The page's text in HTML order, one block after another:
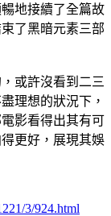
地接續了全篇故
了黑暗元素三部
或許沒看到二三
理想的狀況下，
影看得出其有可
更好，展現其娛
3/924.html